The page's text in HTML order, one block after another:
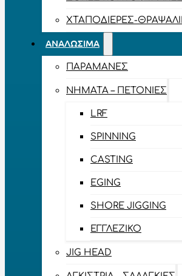
ΧΤΑΠΟΔΙΈΡΕΣ-
ΑΝΑΛΏΣΙΜΑ
ΠΑΡΑΜΆΝΕΣ
ΝΉΜΑΤΑ – ΠΕΤΟΝΙΈΣ
LRF
SPINNING
CASTING
EGING
SHORE JIGGING
ΕΓΓΛΈΖΙΚΟ
JIG HEAD